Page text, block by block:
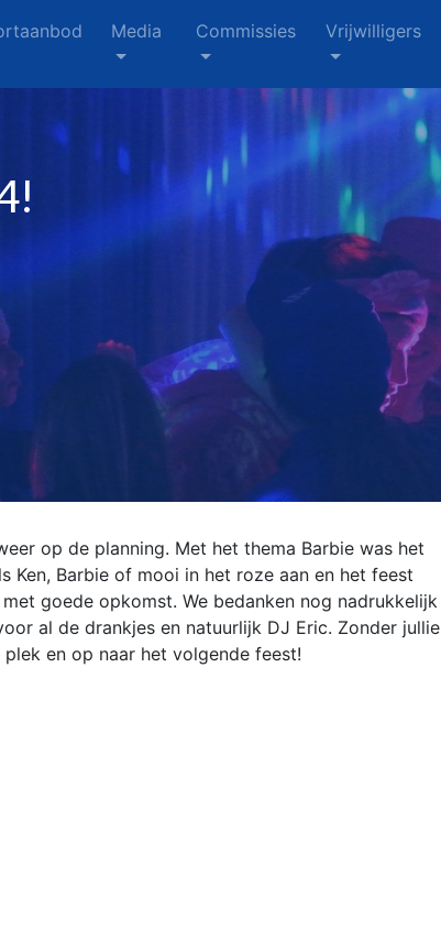
Media Commissies Vrijwilligers
op de planning. Met het thema Barbie was het
Ken, Barbie of mooi in het roze aan en het feest
goede opkomst. We bedanken nog nadrukkelijk
al de drankjes en natuurlijk DJ Eric. Zonder jullie
en op naar het volgende feest!